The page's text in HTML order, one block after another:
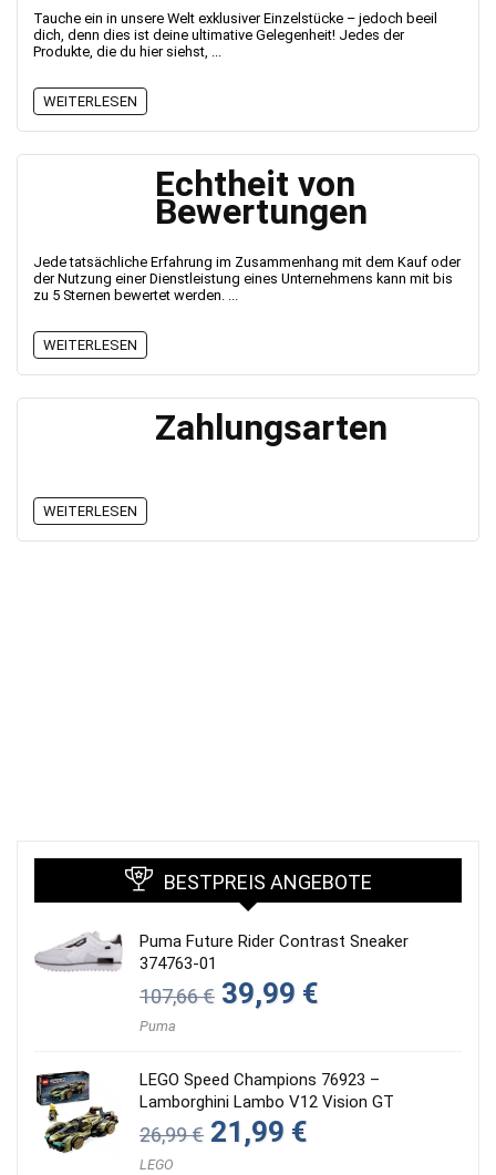
Tauche ein in unsere Welt exklusiver Einzelstücke – jedoch beeil
dich, denn dies ist deine ultimative Gelegenheit! Jedes der
Produkte, die du hier siehst, ...
WEITERLESEN
Echtheit von
Bewertungen
Jede tatsächliche Erfahrung im Zusammenhang mit dem Kauf oder
der Nutzung einer Dienstleistung eines Unternehmens kann mit bis
zu 5 Sternen bewertet werden. ...
WEITERLESEN
Zahlungsarten
WEITERLESEN
BESTPREIS ANGEBOTE
Puma Future Rider Contrast Sneaker
374763-01
107,66€ Ursprünglicher
Preis
39,99 €
Puma
LEGO Speed Champions 76923 –
Lamborghini Lambo V12 Vision GT
26,99€ Ursprünglicher
Preis
21,99 €
LEGO